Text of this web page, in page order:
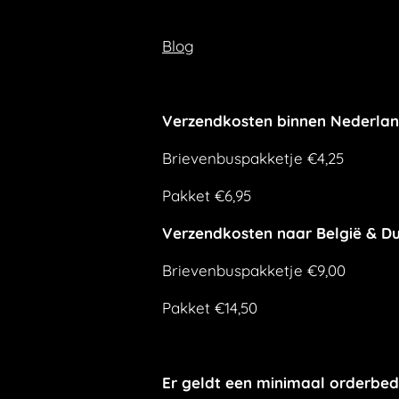
Blog
Verzendkosten binnen
Brievenbuspakketje €4,25
Pakket €6,95
Verzendkosten naar België &
Brievenbuspakketje €9,00
Pakket €14,50
Er geldt een minimaal